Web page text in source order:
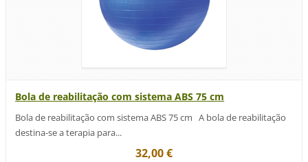
Bola de reabilitação com sistema ABS 75 cm
Bola de reabilitação com sistema ABS 75 cm A bola de reabilitação
destina-se a terapia para...
32,00 €